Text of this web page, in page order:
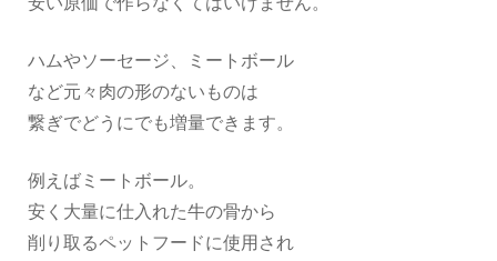
ハムやソーセージ、ミートボール
など元々肉の形のないものは
繋ぎでどうにでも増量できます。
例えばミートボール。
安く大量に仕入れた牛の骨から
削り取るペットフードに使用され